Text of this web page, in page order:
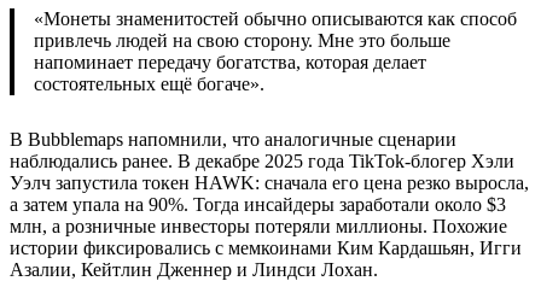
«Монеты знаменитостей обычно описываются как способ
привлечь людей на свою сторону. Мне это больше
напоминает передачу богатства, которая делает
состоятельных ещё богаче».
В Bubblemaps напомнили, что аналогичные сценарии
наблюдались ранее. В декабре 2025 года TikTok-блогер Хэли
Уэлч запустила токен HAWK: сначала его цена резко выросла,
а затем упала на 90%. Тогда инсайдеры заработали около $3
млн, а розничные инвесторы потеряли миллионы. Похожие
истории фиксировались с мемкоинами Ким Кардашьян, Игги
Азалии, Кейтлин Дженнер и Линдси Лохан.